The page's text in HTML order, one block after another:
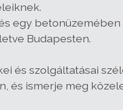
egy
Budapesten.
és szolgáltatásai
és ismerje meg